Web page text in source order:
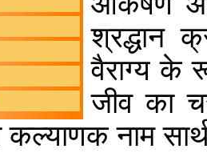
श्रद्धान
वैराग्य के
जीव का
कल्याणक नाम